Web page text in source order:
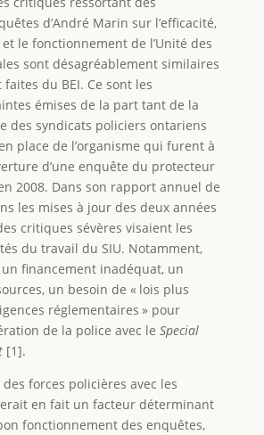
d’André Marin sur l’efficacité,
le fonctionnement de l’Unité des
sont désagréablement similaires
du BEI. Ce sont les
émises de la part tant de la
des syndicats policiers ontariens
place de l’organisme qui furent à
d’une enquête du protecteur
2008. Dans son rapport annuel de
les mises à jour des deux années
critiques sévères visaient les
du travail du SIU. Notamment,
financement inadéquat, un
un besoin de « lois plus
réglementaires » pour
de la police avec le Special
[1].
forces policières avec les
en fait un facteur déterminant
fonctionnement des enquêtes,